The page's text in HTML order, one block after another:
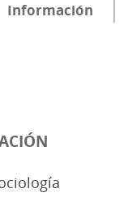
Información